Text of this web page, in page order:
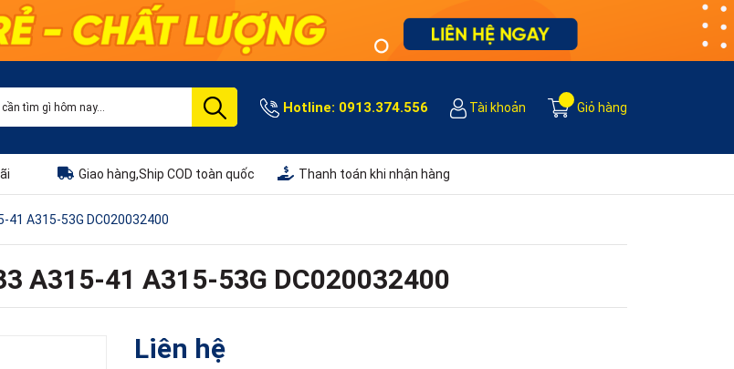
Hotline: 0913.374.556 Tài khoản Giỏ hàng
Giao hàng,Ship COD toàn quốc Thanh toán khi nhận hàng
41 A315-53G DC020032400
A315-41 A315-53G DC020032400
Liên hệ